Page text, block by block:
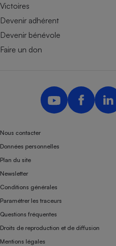
Victoires
Devenir adhérent
Devenir bénévole
Faire un don
Nous contacter
Données personnelles
Plan du site
Newsletter
Conditions générales
Paramétrer les traceurs
Questions fréquentes
Droits de reproduction et de diffusion
Mentions légales